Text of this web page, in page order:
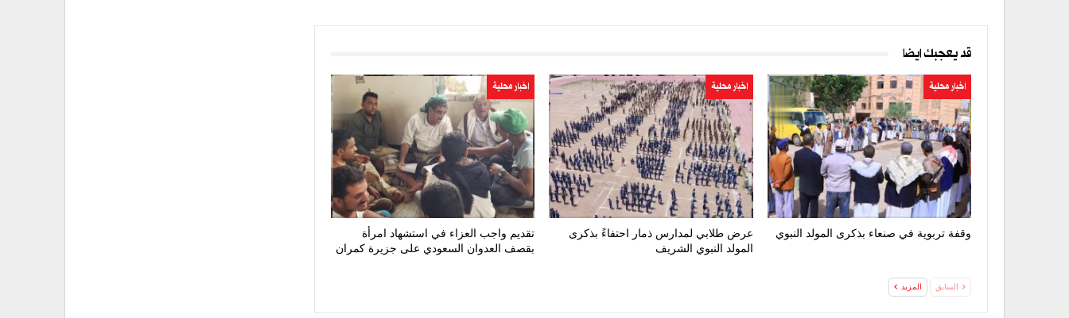
قد يعجبك ايضا
اخبار محلية
وقفة تربوية في صنعاء بذكرى المولد النبوي
اخبار محلية
عرض طلابي لمدارس ذمار احتفاءً بذكرى
المولد النبوي الشريف
اخبار محلية
تقديم واجب العزاء في استشهاد امرأة
بقصف العدوان السعودي على جزيرة كمران
السابق المزيد